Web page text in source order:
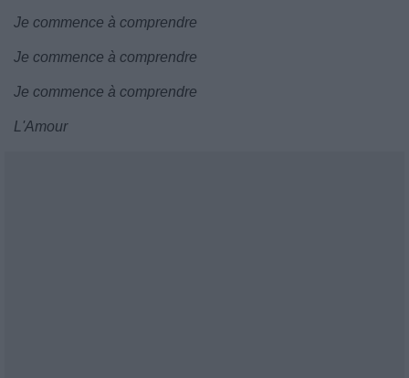
Je commence à comprendre
Je commence à comprendre
Je commence à comprendre
L'Amour